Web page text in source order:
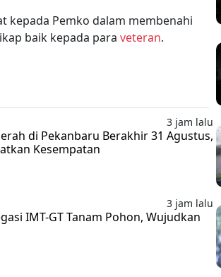
kepada Pemko dalam membenahi
baik kepada para veteran.
3 jam lalu
di Pekanbaru Berakhir 31 Agustus,
Kesempatan
3 jam lalu
IMT-GT Tanam Pohon, Wujudkan